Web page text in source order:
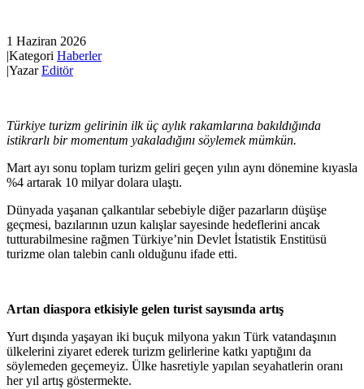
1 Haziran 2026
|Kategori Haberler
|YazarEditör
Türkiye turizm gelirinin ilk üç aylık rakamlarına bakıldığında
istikrarlı bir momentum yakaladığını söylemek mümkün.
Mart ayı sonu toplam turizm geliri geçen yılın aynı dönemine kıyasla
%4 artarak 10 milyar dolara ulaştı.
Dünyada yaşanan çalkantılar sebebiyle diğer pazarların düşüşe
geçmesi, bazılarının uzun kalışlar sayesinde hedeflerini ancak
tutturabilmesine rağmen Türkiye’nin Devlet İstatistik Enstitüsü
turizme olan talebin canlı olduğunu ifade etti.
Artan diaspora etkisiyle gelen turist sayısında artış
Yurt dışında yaşayan iki buçuk milyona yakın Türk vatandaşının
ülkelerini ziyaret ederek turizm gelirlerine katkı yaptığını da
söylemeden geçemeyiz. Ülke hasretiyle yapılan seyahatlerin oranı
her yıl artış göstermekte.